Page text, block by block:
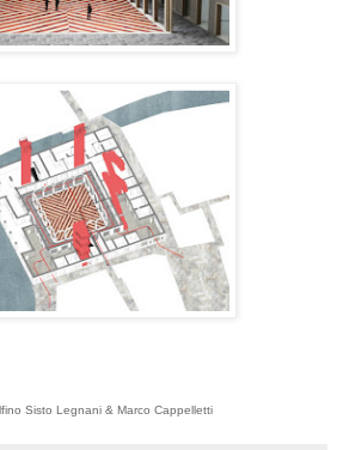
Sisto Legnani & Marco Cappelletti